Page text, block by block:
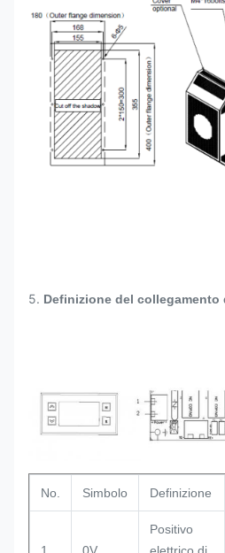
5. Definizione del collegamento
No. Simbolo Definizione
Positivo